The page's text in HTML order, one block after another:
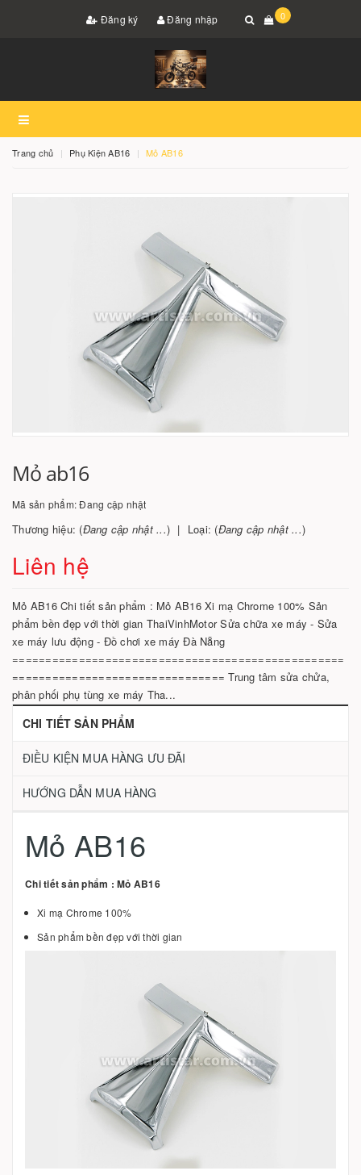
Đăng ký Đăng nhập 0
Trang chủ Phụ Kiện AB16 Mỏ AB16
Mỏ ab16
Mã sản phẩm:Đang cập nhật
Thương hiệu: (Đang cập nhật ...) Loại: (Đang cập nhật ...)
Liên hệ
Mỏ AB16 Chi tiết sản phẩm : Mỏ AB16 Xi mạ Chrome 100% Sản
phẩm bền đẹp với thời gian ThaiVinhMotor Sửa chữa xe máy - Sửa
xe máy lưu động - Đồ chơi xe máy Đà Nẵng
==================================================
================================ Trung tâm sửa chửa,
phân phối phụ tùng xe máy Tha...
CHI TIẾT SẢN PHẨM
ĐIỀU KIỆN MUA HÀNG ƯU ĐÃI
HƯỚNG DẪN MUA HÀNG
Mỏ AB16
Chi tiết sản phẩm : Mỏ AB16
Xi mạ Chrome 100%
Sản phẩm bền đẹp với thời gian